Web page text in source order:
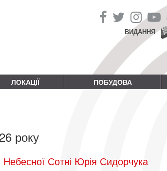
ВИДАННЯ
ЛОКАЦІЇ ПОБУДОВА
року
Сотні Юрія Сидорчука